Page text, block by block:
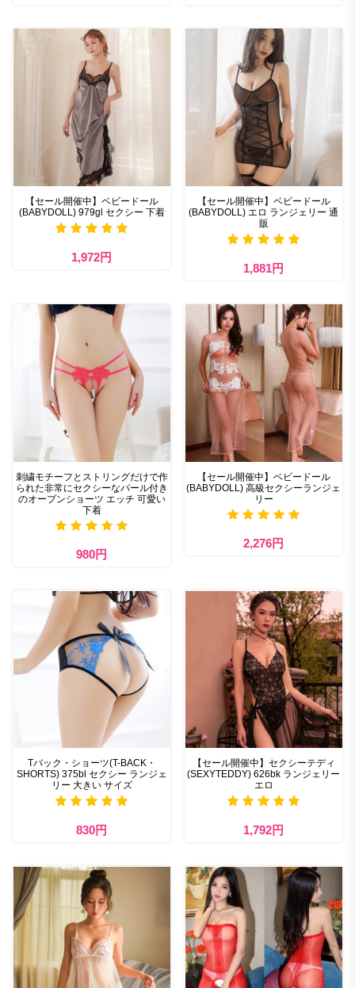
【セール開催中】ベビードール
(BABYDOLL) 979gl セクシー 下着
1,972円
【セール開催中】ベビードール
(BABYDOLL) エロ ランジェリー 通
販
1,881円
刺繍モチーフとストリングだけで作
られた非常にセクシーなパール付き
のオープンショーツ エッチ 可愛い
下着
980円
【セール開催中】ベビードール
(BABYDOLL) 高級セクシーランジェ
リー
2,276円
Tバック・ショーツ(T-BACK・
SHORTS) 375bl セクシー ランジェ
リー 大きい サイズ
830円
【セール開催中】セクシーテディ
(SEXYTEDDY) 626bk ランジェリー
エロ
1,792円